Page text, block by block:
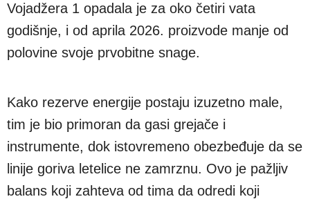
Vojadžera 1 opadala je za oko četiri vata
godišnje, i od aprila 2026. proizvode manje od
polovine svoje prvobitne snage.
Kako rezerve energije postaju izuzetno male,
tim je bio primoran da gasi grejače i
instrumente, dok istovremeno obezbeđuje da se
linije goriva letelice ne zamrznu. Ovo je pažljiv
balans koji zahteva od tima da odredi koji